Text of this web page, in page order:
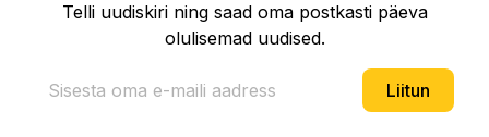
Telli uudiskiri ning saad oma postkasti päeva
olulisemad uudised.
Liitun